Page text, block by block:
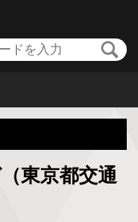
東京都交通